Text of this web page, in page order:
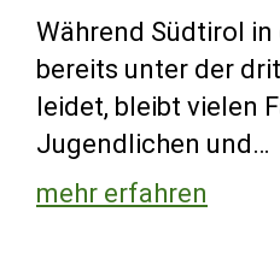
Während Südtirol
bereits unter der
leidet, bleibt vielen
Jugendlichen und…
mehr erfahren